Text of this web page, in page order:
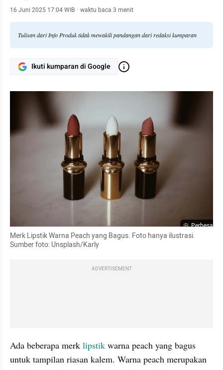
16 Juni 2025 17:04 WIB · waktu baca 3 menit
Tulisan dari Info Produk tidak mewakili pandangan dari redaksi kumparan
Ikuti kumparan di Google
Perbesar
Merk Lipstik Warna Peach yang Bagus. Foto hanya ilustrasi.
Sumber foto: Unsplash/Karly
ADVERTISEMENT
Ada beberapa merk lipstik warna peach yang bagus
untuk tampilan riasan kalem. Warna peach merupakan